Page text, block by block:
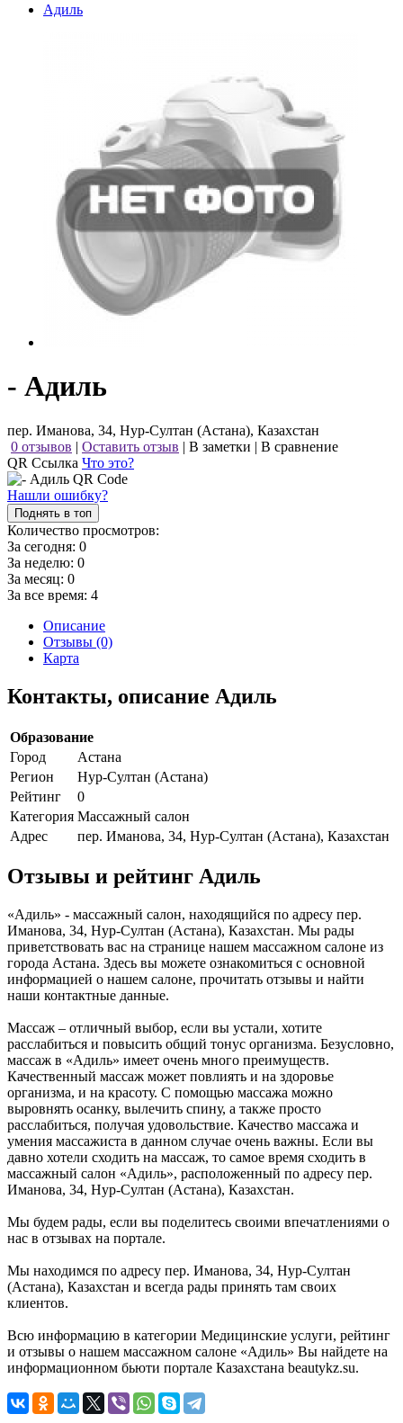
Адиль
- Адиль
пер. Иманова, 34, Нур-Султан (Астана), Казахстан
0 отзывов | Оставить отзыв | В заметки | В сравнение
QR Ссылка Что это?
Нашли ошибку?
Поднять в топ
Количество просмотров:
За сегодня: 0
За неделю: 0
За месяц: 0
За все время: 4
Описание
Отзывы (0)
Карта
Контакты, описание Адиль
Образование
Город
Астана
Регион
Нур-Султан (Астана)
Рейтинг
0
Категория Массажный салон
Адрес
пер. Иманова, 34, Нур-Султан (Астана), Казахстан
Отзывы и рейтинг Адиль
«Адиль» - массажный салон, находящийся по адресу пер.
Иманова, 34, Нур-Султан (Астана), Казахстан. Мы рады
приветствовать вас на странице нашем массажном салоне из
города Астана. Здесь вы можете ознакомиться с основной
информацией о нашем салоне, прочитать отзывы и найти
наши контактные данные.
Массаж – отличный выбор, если вы устали, хотите
расслабиться и повысить общий тонус организма. Безусловно,
массаж в «Адиль» имеет очень много преимуществ.
Качественный массаж может повлиять и на здоровье
организма, и на красоту. С помощью массажа можно
выровнять осанку, вылечить спину, а также просто
расслабиться, получая удовольствие. Качество массажа и
умения массажиста в данном случае очень важны. Если вы
давно хотели сходить на массаж, то самое время сходить в
массажный салон «Адиль», расположенный по адресу пер.
Иманова, 34, Нур-Султан (Астана), Казахстан.
Мы будем рады, если вы поделитесь своими впечатлениями о
нас в отзывах на портале.
Мы находимся по адресу пер. Иманова, 34, Нур-Султан
(Астана), Казахстан и всегда рады принять там своих
клиентов.
Всю информацию в категории Медицинские услуги, рейтинг
и отзывы о нашем массажном салоне «Адиль» Вы найдете на
информационном бьюти портале Казахстана beautykz.su.